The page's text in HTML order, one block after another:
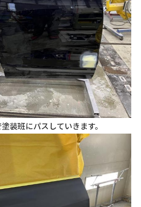
装班にパスしていきます。